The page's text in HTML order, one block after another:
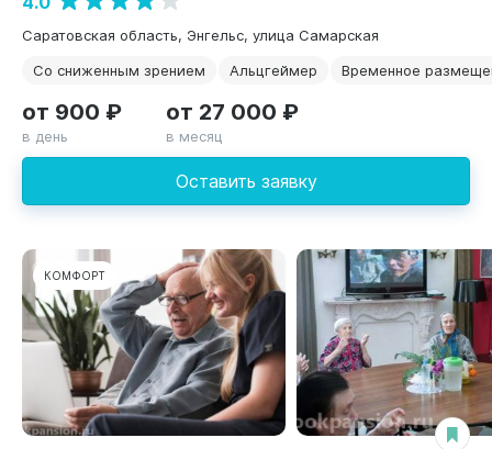
Саратовская область, Энгельс, улица Самарская
Со сниженным зрением
Альцгеймер Временное
Оставить заявку
от 900 ₽
в день
от 27 000 ₽
в месяц
КОМФОРТ